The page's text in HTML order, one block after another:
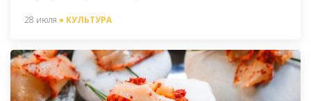
28 июля ● КУЛЬТУРА